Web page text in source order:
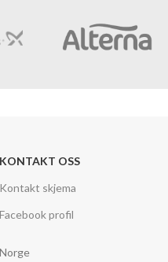
KONTAKT OSS
Kontakt skjema
Facebook profil
Norge